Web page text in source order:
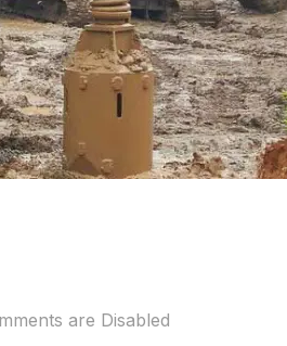
are Disabled